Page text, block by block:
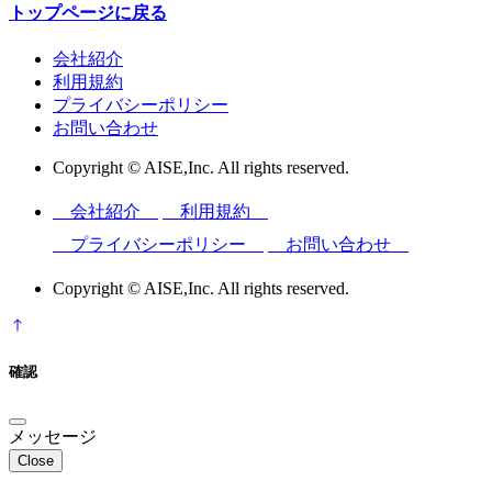
トップページに戻る
会社紹介
利用規約
プライバシーポリシー
お問い合わせ
Copyright © AISE,Inc. All rights reserved.
会社紹介
利用規約
プライバシーポリシー
お問い合わせ
Copyright © AISE,Inc. All rights reserved.
確認
メッセージ
Close